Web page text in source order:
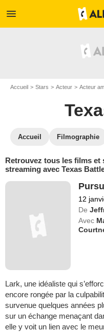
menu
Accueil Stars Acteur Acteur
Accueil Filmographie
Retrouvez tous les films et
streaming avec Texas
12
De
Avec
Lark, une idéaliste qui
encore rongée par la
survenue quelques années
sur un échange menaçant
elle y voit un lien avec le